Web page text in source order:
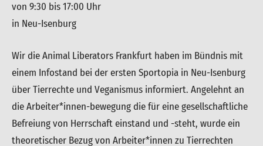
von 9:30 bis 17:00 Uhr
in Neu-Isenburg
Wir die Animal Liberators Frankfurt haben im Bündnis mit
einem Infostand bei der ersten Sportopia in Neu-Isenburg
über Tierrechte und Veganismus informiert. Angelehnt an
die Arbeiter*innen-bewegung die für eine gesellschaftliche
Befreiung von Herrschaft einstand und -steht, wurde ein
theoretischer Bezug von Arbeiter*innen zu Tierrechten